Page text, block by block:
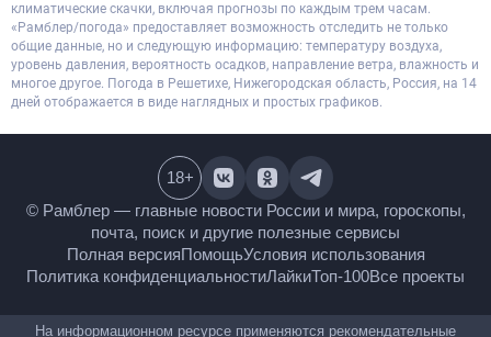
климатические скачки, включая прогнозы по каждым трем часам.
«Рамблер/погода» предоставляет возможность отследить не только
общие данные, но и следующую информацию: температуру воздуха,
уровень давления, вероятность осадков, направление ветра, влажность и
многое другое. Погода в Решетихе, Нижегородская область, Россия, на 14
дней отображается в виде наглядных и простых графиков.
© Рамблер — главные новости России и мира,
гороскопы, почта, поиск и другие полезные сервисы
Полная версияПомощьУсловия использования
Политика конфиденциальностиЛайкиТоп-100
18+